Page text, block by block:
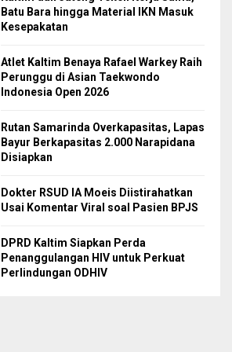
Batu Bara hingga Material IKN Masuk
Kesepakatan
Atlet Kaltim Benaya Rafael Warkey Raih
Perunggu di Asian Taekwondo
Indonesia Open 2026
Rutan Samarinda Overkapasitas, Lapas
Bayur Berkapasitas 2.000 Narapidana
Disiapkan
Dokter RSUD IA Moeis Diistirahatkan
Usai Komentar Viral soal Pasien BPJS
DPRD Kaltim Siapkan Perda
Penanggulangan HIV untuk Perkuat
Perlindungan ODHIV